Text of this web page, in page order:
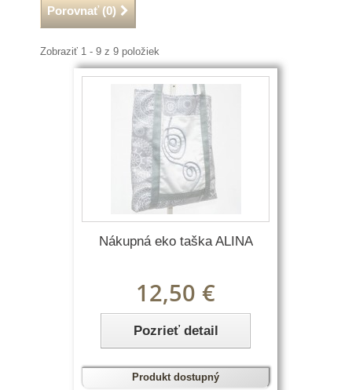
Porovnať (0)
Zobraziť 1 - 9 z 9 položiek
Nákupná eko taška ALINA
12,50 €
Pozrieť detail
Produkt dostupný